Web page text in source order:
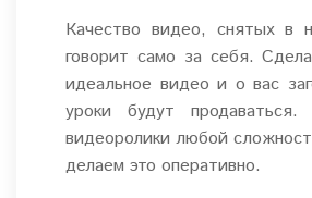
Качество видео, снятых в
говорит само за себя.
идеальное видео и о вас
уроки будут
видеоролики любой
делаем это оперативно.